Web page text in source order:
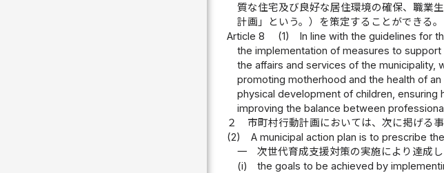
質な住宅及び良好な居住環境の確保、職業
計画」という。）を策定することができる。
Article 8
(1)
In line with the guidelines for
the implementation of measures to
the affairs and services of the municipality,
promoting motherhood and the health of
physical development of children, ensuring
improving the balance between
２
市町村行動計画においては、次に掲げる
(2)
A municipal action plan is to prescribe
一
次世代育成支援対策の実施により達成
(i)
the goals to be achieved by